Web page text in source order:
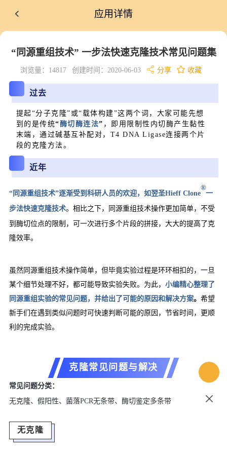
应用详情
“同源重组技术” 一步法快速克隆技术常见问题集
浏览量：14817 创建时间：2020-06-03 分享 收藏
过去
提起“分子克隆”或“载体构建”这两个词，大家可能先想
到的是传统“ 酶切酶连法” ，即用限制性内切酶产生黏性
末端，通过碱基互补配对，T4 DNA Ligase连接两个片
段的克隆方法。
近年
“同源重组技术”逐渐受到科研人员的欢迎， 如翌圣Hieff Clone
®
一
步法快速克隆技术。相比之下，同源重组技术操作更加简单，不受
到酶切位点的限制，可一次进行多个片段的拼接，大大的提高了克
隆效率。
虽然同源重组技术操作简单，但毕竟实验过程是环环相扣的，一旦
某个细节处理不好，都可能导致实验失败。为此， 小编精心整理了
同源重组实验的常见问题，并给出了可能的原因和解决方案。 希望
新手们在遇到类似问题时可快速判断可能的原因，节省时间，更顺
利的完成实验。
克隆常见问题与解决
常见问题分类：
无克隆、假阳性、菌落PCR无条带、酶切鉴定多条带
无克隆